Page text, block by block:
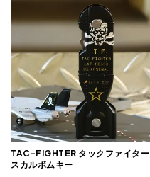
TAC-FIGHTER タックファイター
スカルボムキー